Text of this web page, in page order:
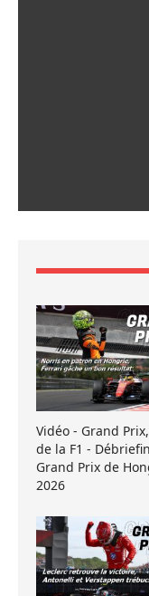
Vidéo - Grand
de la F1 -
Grand Prix de
2026